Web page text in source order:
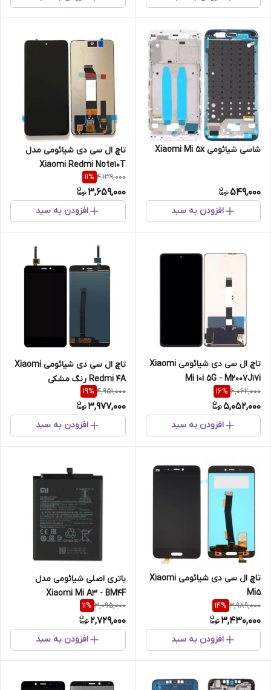
شاسی شیائومی Xiaomi Mi 5x
549,000
افزودن به سبد
تاچ ال سی دی شیائومی مدل
Xiaomi Redmi Note10T
4,139,000
11%
3,659,000
افزودن به سبد
تاچ ال سی دی شیائومی Xiaomi
Mi 10i 5G - M2007J17i
6,062,000
16%
5,052,000
افزودن به سبد
تاچ ال سی دی شیائومی Xiaomi
Redmi 4A رنگ مشکی
4,951,000
19%
3,977,000
افزودن به سبد
تاچ ال سی دی شیائومی Xiaomi
Mi5
3,989,000
14%
3,430,000
افزودن به سبد
باتری اصلی شیائومی مدل
Xiaomi Mi A3 - BM4F
3,095,000
11%
2,729,000
افزودن به سبد